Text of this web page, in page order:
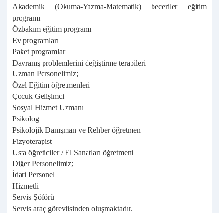
Akademik (Okuma-Yazma-Matematik) beceriler eğitim
programı
Özbakım eğitim programı
Ev programları
Paket programlar
Davranış problemlerini değiştirme terapileri
Uzman Personelimiz;
Özel Eğitim öğretmenleri
Çocuk Gelişimci
Sosyal Hizmet Uzmanı
Psikolog
Psikolojik Danışman ve Rehber öğretmen
Fizyoterapist
Usta öğreticiler / El Sanatları öğretmeni
Diğer Personelimiz;
İdari Personel
Hizmetli
Servis Şöförü
Servis araç görevlisinden oluşmaktadır.